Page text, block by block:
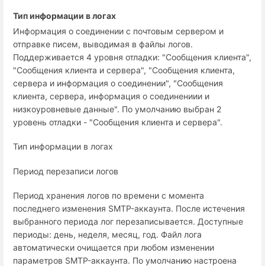
Тип информации в логах
Информация о соединении с почтовым сервером и
отправке писем, выводимая в файлы логов.
Поддерживается 4 уровня отладки: "Сообщения клиента",
"Сообщения клиента и сервера", "Сообщения клиента,
сервера и информация о соединении", "Сообщения
клиента, сервера, информация о соединениии и
низкоуровневые данные". По умолчанию выбран 2
уровень отладки - "Сообщения клиента и сервера".
Тип информации в логах
Период перезаписи логов
Период хранения логов по времени с момента
последнего изменения SMTP-аккаунта. После истечения
выбранного периода лог перезаписывается. Доступные
периоды: день, неделя, месяц, год. Файл лога
автоматически очищается при любом изменении
параметров SMTP-аккаунта. По умолчанию настроена